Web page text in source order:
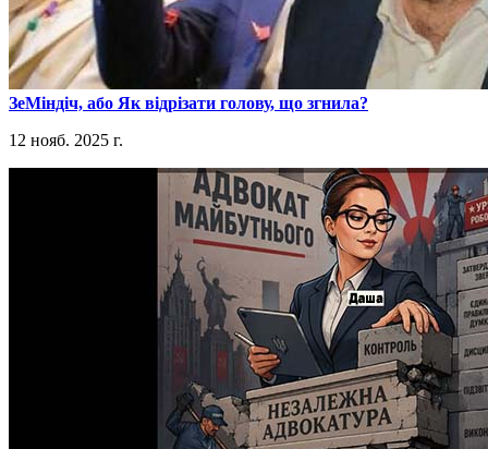
​ЗеМіндіч, або Як відрізати голову, що згнила?
12 нояб. 2025 г.